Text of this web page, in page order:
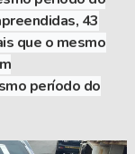
43
que o mesmo
período do